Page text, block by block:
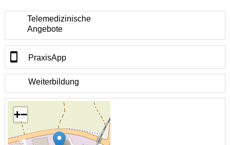
Telemedizinische
Angebote
PraxisApp
Weiterbildung
+−